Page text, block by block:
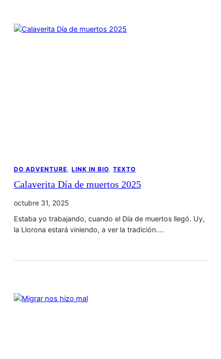
DO ADVENTURE, LINK IN BIO, TEXTO
Calaverita Día de muertos 2025
octubre 31, 2025
Estaba yo trabajando, cuando el Día de muertos llegó. Uy,
la Llorona estará viniendo, a ver la tradición.…